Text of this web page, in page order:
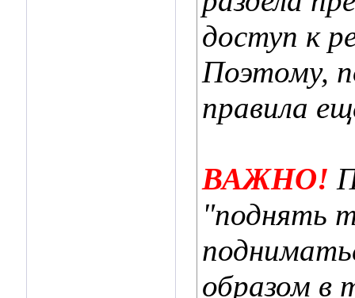
доступ к
Поэтому,
правила
ВАЖНО!
"поднять
образом в